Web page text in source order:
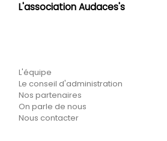
L'association Audaces's
L'équipe
Le conseil d'administration
Nos partenaires
On parle de nous
Nous contacter